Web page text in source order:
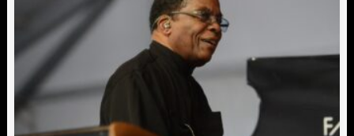
#NEBUDUDOMA
KALENDÁŘ
KVÍZY
APLIKACE
PROGRAM
PLAYLIST
JAK NALADIT
SOUTĚŽE